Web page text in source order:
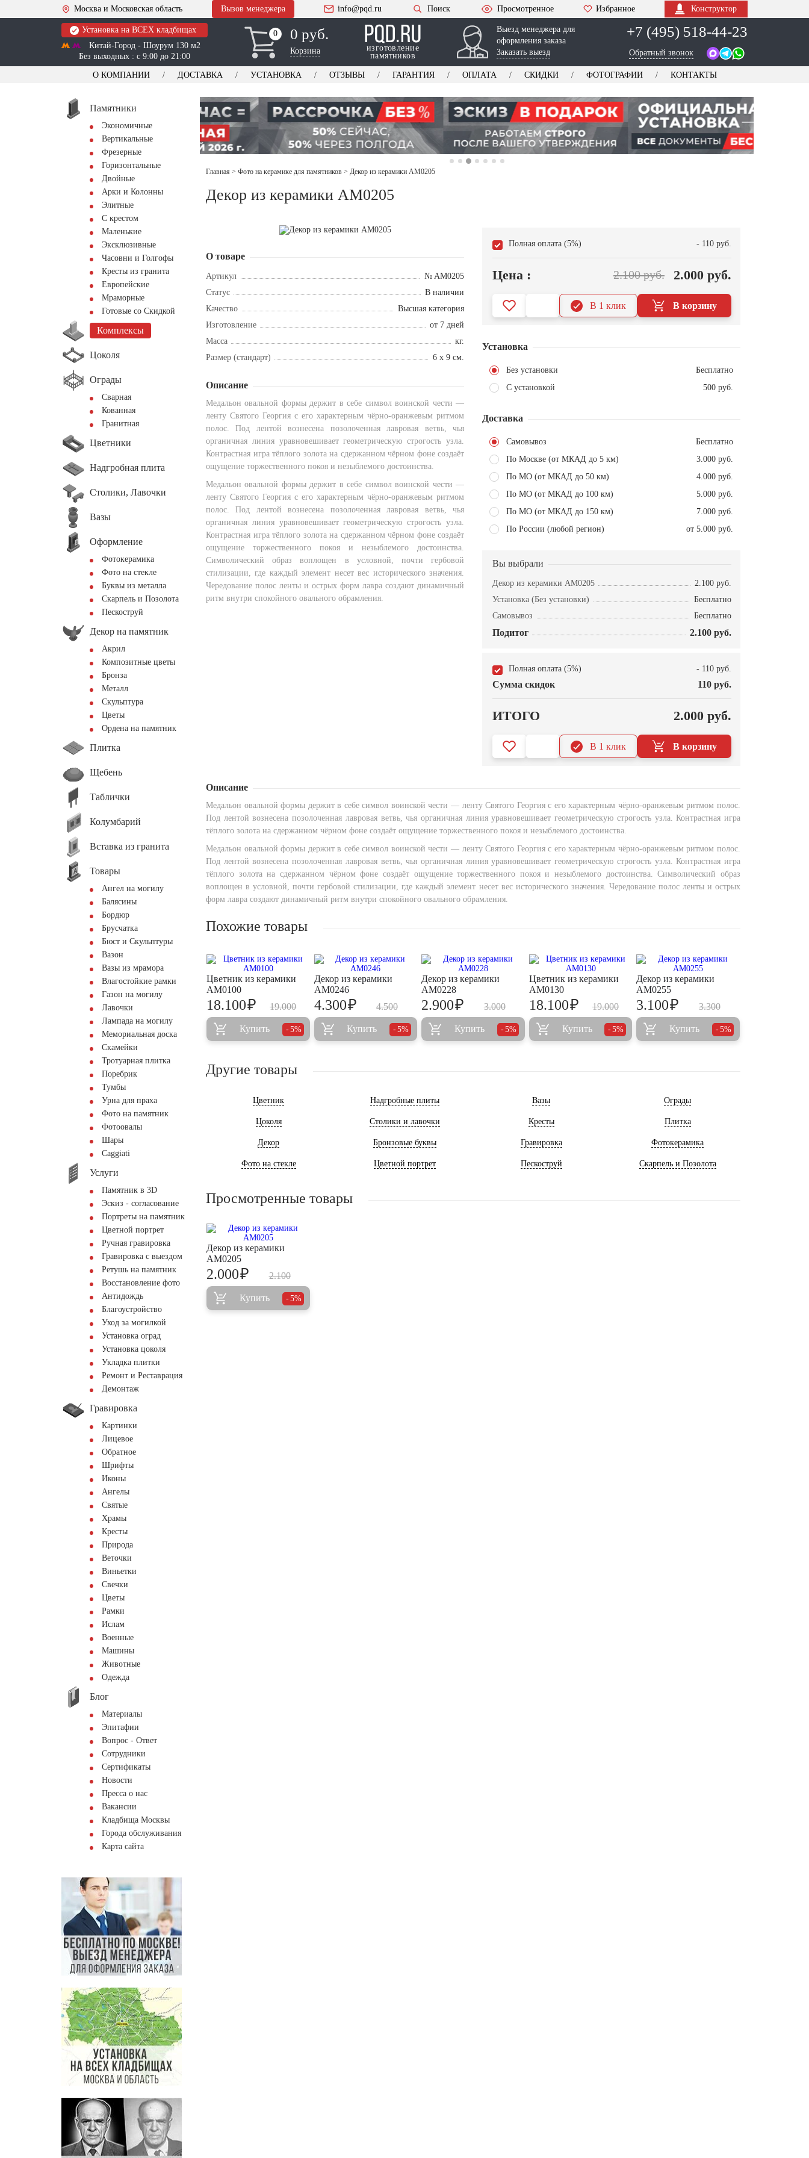
Москва и Московская область Вызов менеджера info@pqd.ru Поиск Просмотренное Избранное Конструктор
Установка на ВСЕХ кладбищах
Китай-Город - Шоурум 130 м2
Без выходных : с 9:00 до 21:00
0
0 0 руб.
Корзина
изготовление
памятников
Выезд менеджера для
оформления заказа
Заказать выезд
+7 (495) 518-44-23
Обратный звонок
О КОМПАНИИ ДОСТАВКА УСТАНОВКА ОТЗЫВЫ ГАРАНТИЯ ОПЛАТА СКИДКИ ФОТОГРАФИИ КОНТАКТЫ
Памятники
Экономичные
Вертикальные
Фрезерные
Горизонтальные
Двойные
Арки и Колонны
Элитные
С крестом
Маленькие
Эксклюзивные
Часовни и Голгофы
Кресты из гранита
Европейские
Мраморные
Готовые со Скидкой
Комплексы
Цоколя
Ограды
Сварная
Кованная
Гранитная
Цветники
Надгробная плита
Столики, Лавочки
Вазы
Оформление
Фотокерамика
Фото на стекле
Буквы из металла
Скарпель и Позолота
Пескоструй
Декор на памятник
Акрил
Композитные цветы
Бронза
Металл
Скульптура
Цветы
Ордена на памятник
Плитка
Щебень
Таблички
Колумбарий
Вставка из гранита
Товары
Ангел на могилу
Балясины
Бордюр
Брусчатка
Бюст и Скульптуры
Вазон
Вазы из мрамора
Влагостойкие рамки
Газон на могилу
Лавочки
Лампада на могилу
Мемориальная доска
Скамейки
Тротуарная плитка
Поребрик
Тумбы
Урна для праха
Фото на памятник
Фотоовалы
Шары
Сaggiati
Услуги
Памятник в 3D
Эскиз - согласование
Портреты на памятник
Цветной портрет
Ручная гравировка
Гравировка с выездом
Ретушь на памятник
Восстановление фото
Антидождь
Благоустройство
Уход за могилкой
Установка оград
Установка цоколя
Укладка плитки
Ремонт и Реставрация
Демонтаж
Гравировка
Картинки
Лицевое
Обратное
Шрифты
Иконы
Ангелы
Святые
Храмы
Кресты
Природа
Веточки
Виньетки
Свечки
Цветы
Рамки
Ислам
Военные
Машины
Животные
Одежда
Блог
Материалы
Эпитафии
Вопрос - Ответ
Сотрудники
Сертификаты
Новости
Пресса о нас
Вакансии
Кладбища Москвы
Города обслуживания
Карта сайта
Главная > Фото на керамике для памятников > Декор из керамики AM0205
Декор из керамики AM0205
О товаре
Артикул
№ AM0205
Статус
В наличии
Качество
Высшая категория
Изготовление
от 7 дней
Масса
кг.
Размер (стандарт)
6 х 9 см.
Описание
Медальон овальной формы держит в себе символ воинской чести —
ленту Святого Георгия с его характерным чёрно-оранжевым ритмом
полос. Под лентой вознесена позолоченная лавровая ветвь, чья
органичная линия уравновешивает геометрическую строгость узла.
Контрастная игра тёплого золота на сдержанном чёрном фоне создаёт
ощущение торжественного покоя и незыблемого достоинства.
Медальон овальной формы держит в себе символ воинской чести —
ленту Святого Георгия с его характерным чёрно-оранжевым ритмом
полос. Под лентой вознесена позолоченная лавровая ветвь, чья
органичная линия уравновешивает геометрическую строгость узла.
Контрастная игра тёплого золота на сдержанном чёрном фоне создаёт
ощущение торжественного покоя и незыблемого достоинства.
Символический образ воплощен в условной, почти гербовой
стилизации, где каждый элемент несет вес исторического значения.
Чередование полос ленты и острых форм лавра создают динамичный
ритм внутри спокойного овального обрамления.
Полная оплата (5%) - 110 руб.
Цена : 2.100 руб. 2.000 руб.
В корзину
В 1 клик
Установка
Без установки
Бесплатно
С установкой
500 руб.
Доставка
Самовывоз
Бесплатно
По Москве (от МКАД до 5 км)
3.000 руб.
По МО (от МКАД до 50 км)
4.000 руб.
По МО (от МКАД до 100 км)
5.000 руб.
По МО (от МКАД до 150 км)
7.000 руб.
По России (любой регион)
от 5.000 руб.
Вы выбрали
Декор из керамики AM0205
2.100 руб.
Установка (Без установки)
Бесплатно
Самовывоз
Бесплатно
Подитог 2.100 руб.
Полная оплата (5%) - 110 руб.
Сумма скидок 110 руб.
ИТОГО 2.000 руб.
В корзину
В 1 клик
Описание
Медальон овальной формы держит в себе символ воинской чести — ленту Святого Георгия с его характерным чёрно-оранжевым ритмом полос.
Под лентой вознесена позолоченная лавровая ветвь, чья органичная линия уравновешивает геометрическую строгость узла. Контрастная игра
тёплого золота на сдержанном чёрном фоне создаёт ощущение торжественного покоя и незыблемого достоинства.
Медальон овальной формы держит в себе символ воинской чести — ленту Святого Георгия с его характерным чёрно-оранжевым ритмом полос.
Под лентой вознесена позолоченная лавровая ветвь, чья органичная линия уравновешивает геометрическую строгость узла. Контрастная игра
тёплого золота на сдержанном чёрном фоне создаёт ощущение торжественного покоя и незыблемого достоинства. Символический образ
воплощен в условной, почти гербовой стилизации, где каждый элемент несет вес исторического значения. Чередование полос ленты и острых
форм лавра создают динамичный ритм внутри спокойного овального обрамления.
Похожие товары
Цветник из керамики
AM0100
19.000
18.100₽
Купить 5%
Декор из керамики
AM0246
4.500
4.300₽
Купить 5%
Декор из керамики
AM0228
3.000
2.900₽
Купить 5%
Цветник из керамики
AM0130
19.000
18.100₽
Купить 5%
Декор из керамики
AM0255
3.300
3.100₽
Купить 5%
Другие товары
Цветник Надгробные плиты Вазы Ограды
Цоколя Столики и лавочки Кресты Плитка
Декор Бронзовые буквы Гравировка Фотокерамика
Фото на стекле Цветной портрет Пескоструй Скарпель и Позолота
Просмотренные товары
Декор из керамики
AM0205
2.100
2.000₽
Купить 5%